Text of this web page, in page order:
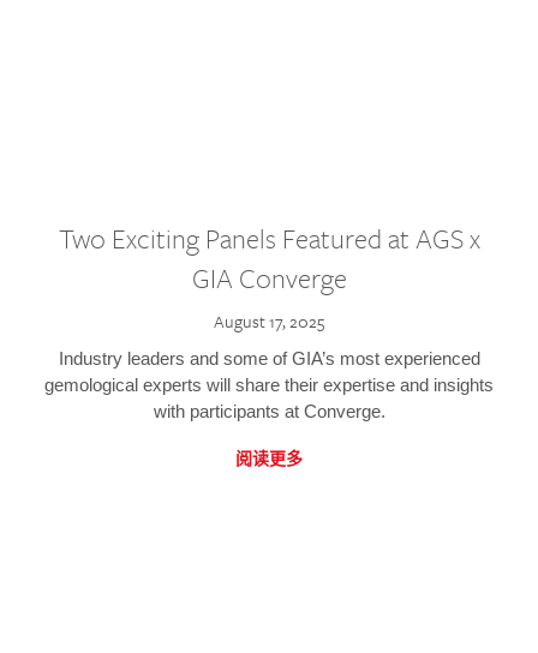
Two Exciting Panels Featured at AGS x
GIA Converge
August 17, 2025
Industry leaders and some of GIA’s most experienced
gemological experts will share their expertise and insights
with participants at Converge.
阅读更多